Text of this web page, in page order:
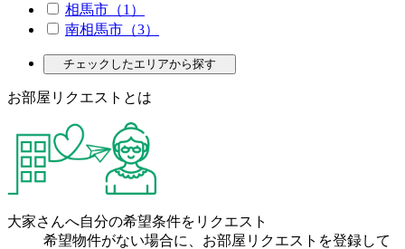
相馬市（1）
南相馬市（3）
チェックしたエリアから探す
お部屋リクエストとは
大家さんへ自分の希望条件をリクエスト
希望物件がない場合に、お部屋リクエストを登録して